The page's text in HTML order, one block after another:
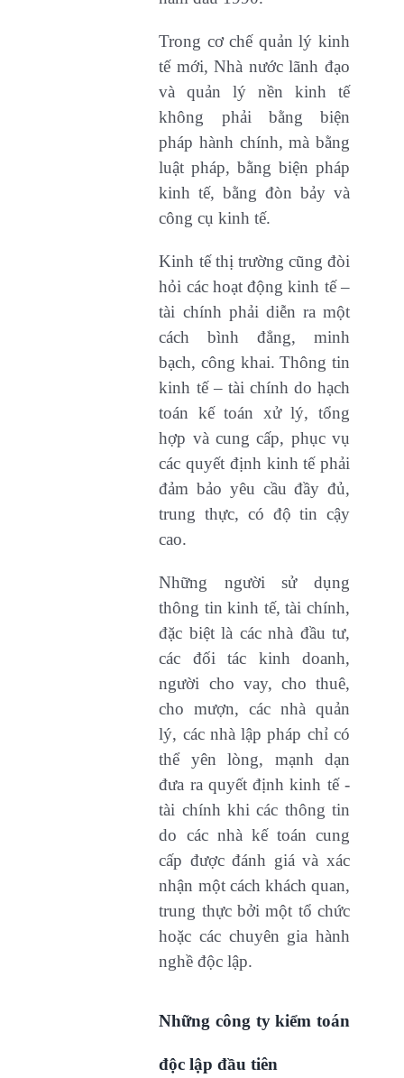
Trong cơ chế quản lý kinh
tế mới, Nhà nước lãnh đạo
và quản lý nền kinh tế
không phải bằng biện
pháp hành chính, mà bằng
luật pháp, bằng biện pháp
kinh tế, bằng đòn bảy và
công cụ kinh tế.
Kinh tế thị trường cũng đòi
hỏi các hoạt động kinh tế –
tài chính phải diễn ra một
cách bình đẳng, minh
bạch, công khai. Thông tin
kinh tế – tài chính do hạch
toán kế toán xử lý, tổng
hợp và cung cấp, phục vụ
các quyết định kinh tế phải
đảm bảo yêu cầu đầy đủ,
trung thực, có độ tin cậy
cao.
Những người sử dụng
thông tin kinh tế, tài chính,
đặc biệt là các nhà đầu tư,
các đối tác kinh doanh,
người cho vay, cho thuê,
cho mượn, các nhà quản
lý, các nhà lập pháp chỉ có
thể yên lòng, mạnh dạn
đưa ra quyết định kinh tế -
tài chính khi các thông tin
do các nhà kế toán cung
cấp được đánh giá và xác
nhận một cách khách quan,
trung thực bởi một tổ chức
hoặc các chuyên gia hành
nghề độc lập.
Những công ty kiểm toán
độc lập đầu tiên